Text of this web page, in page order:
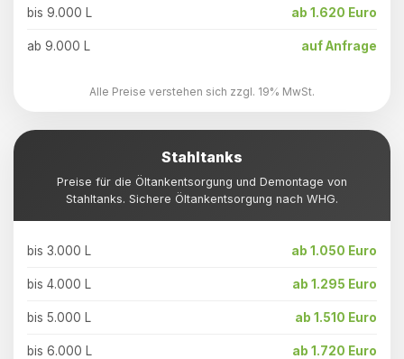
bis 9.000 L ab 1.620 Euro
ab 9.000 L auf Anfrage
Alle Preise verstehen sich zzgl. 19% MwSt.
Stahltanks
Preise für die Öltankentsorgung und Demontage von
Stahltanks. Sichere Öltankentsorgung nach WHG.
bis 3.000 L ab 1.050 Euro
bis 4.000 L ab 1.295 Euro
bis 5.000 L ab 1.510 Euro
bis 6.000 L ab 1.720 Euro